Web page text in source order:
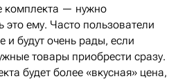
комплекта — нужно
это ему. Часто пользователи
и будут очень рады, если
товары приобрести сразу.
будет более «вкусная» цена,